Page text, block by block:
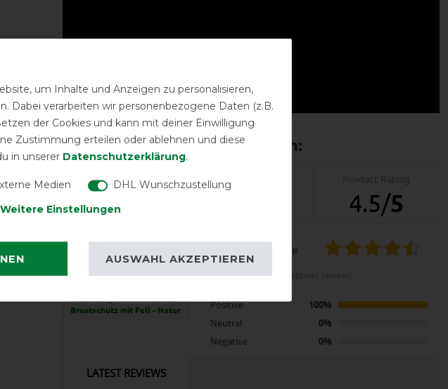
EXCELLENT
Brustschutz mit Fell - Natur
4.5/5
product experience
calculated from 2 customer reviews
Positive
100%
Neutral
0%
Negative
0%
LATEST REVIEWS
um Inhalte und Anzeigen zu personalisieren,
Dabei verarbeiten wir personenbezogene Daten (z.B.
der Cookies und kann mit deiner Einwilligung
Zustimmung erteilen oder ablehnen und diese
in unserer Daten­schutz­erklärung.
Medien
DHL Wunschzustellung
Weitere Einstellungen
AUSWAHL AKZEPTIEREN